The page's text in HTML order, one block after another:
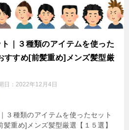
｜３種類のアイテムを使った
すすめ[前髪重め]メンズ髪型厳
日： 2022年12月4日
３種類のアイテムを使ったセット
重め]メンズ髪型厳選【１５選】